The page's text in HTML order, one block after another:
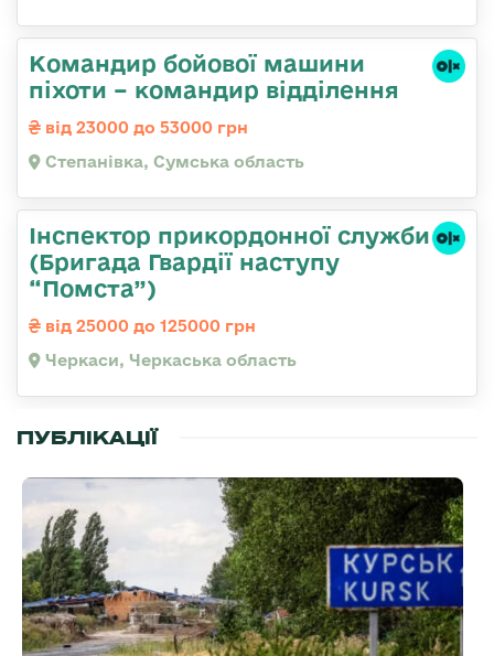
Командир бойової машини
піхоти – командир відділення
від 23000 до 53000 грн
Степанівка, Сумська область
Інспектор прикордонної служби
(Бригада Гвардії наступу
“Помста”)
від 25000 до 125000 грн
Черкаси, Черкаська область
ПУБЛІКАЦІЇ